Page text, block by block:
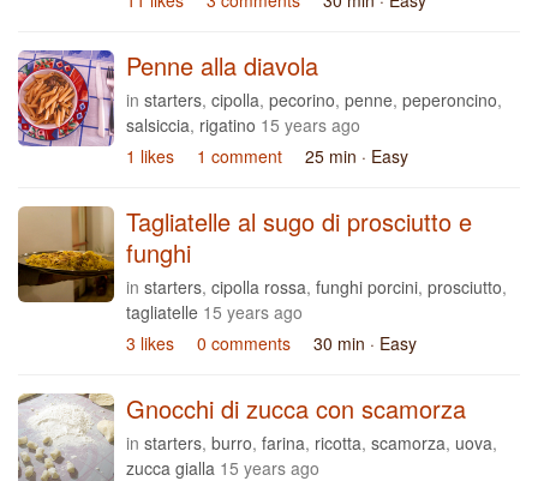
Penne alla diavola
in starters, cipolla, pecorino, penne, peperoncino,
salsiccia, rigatino 15 years ago
1 likes
1 comment 25 min · Easy
Tagliatelle al sugo di prosciutto e
funghi
in starters, cipolla rossa, funghi porcini, prosciutto,
tagliatelle 15 years ago
3 likes
0 comments 30 min · Easy
Gnocchi di zucca con scamorza
in starters, burro, farina, ricotta, scamorza, uova,
zucca gialla 15 years ago